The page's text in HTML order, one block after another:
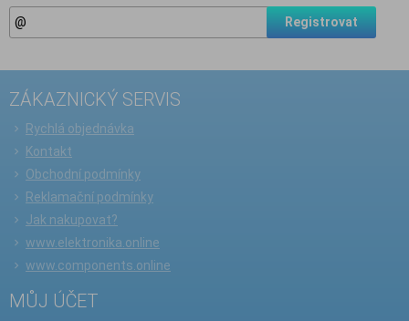
Registrovat
ZÁKAZNICKÝ SERVIS
Rychlá objednávka
Kontakt
Obchodní podmínky
Reklamační podmínky
Jak nakupovat?
www.elektronika.online
www.components.online
MŮJ ÚČET